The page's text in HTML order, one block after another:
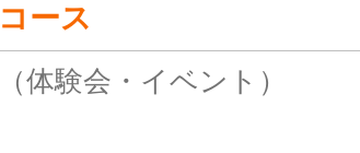
コース
（体験会・イベント）